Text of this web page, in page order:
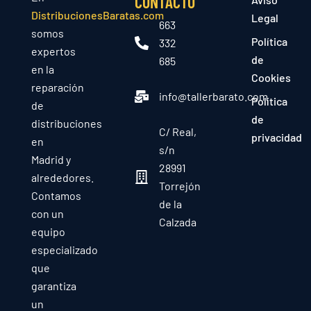
DistribucionesBaratas.com
somos
expertos
en la
reparación
de
distribuciones
en
Madrid y
alrededores.
Contamos
con un
equipo
especializado
que
garantiza
un
663
332
685
info@tallerbarato.com
C/ Real,
s/n
28991
Torrejón
de la
Calzada
Legal
Política
de
Cookies
Política
de
privacidad